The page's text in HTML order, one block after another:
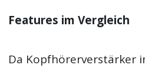
Features im Vergleich
Da Kopfhörerverstärker